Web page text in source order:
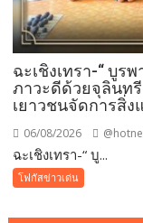
ฉะเชิงเทรา-​“ บูร
ภาวะดีด้วยจุลินทรี
เยาวชนจัดการสิ่
06/08/2026
ฉะเชิงเทรา-​“ บู...
โฟกัสข่าวเด่น